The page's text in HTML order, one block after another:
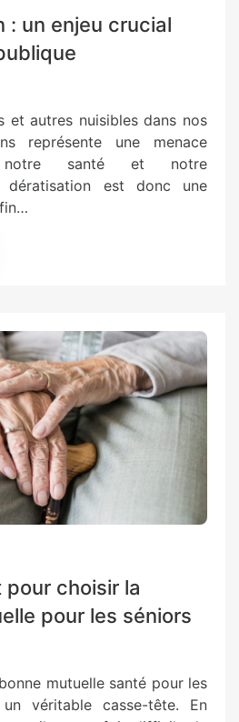
: un enjeu crucial
et autres nuisibles dans nos
représente une menace
notre santé et notre
dératisation est donc une
pour choisir la
pour les séniors
mutuelle santé pour les
véritable casse-tête. En